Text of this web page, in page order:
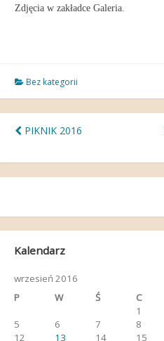
Zdjęcia w zakładce Galeria.
Bez kategorii
Nawigacja
wpisu
PIKNIK 2016
Kalendarz
wrzesień 2016
P
W Ś C
1
5
6 7 8
12
13 14 15